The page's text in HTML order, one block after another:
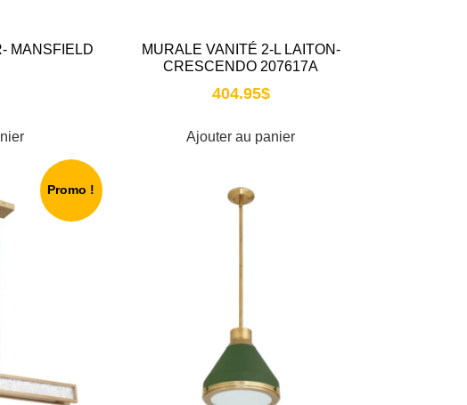
MANSFIELD
MURALE VANITÉ 2-L LAITON-
CRESCENDO 207617A
404.95$
Ajouter au panier
Promo !